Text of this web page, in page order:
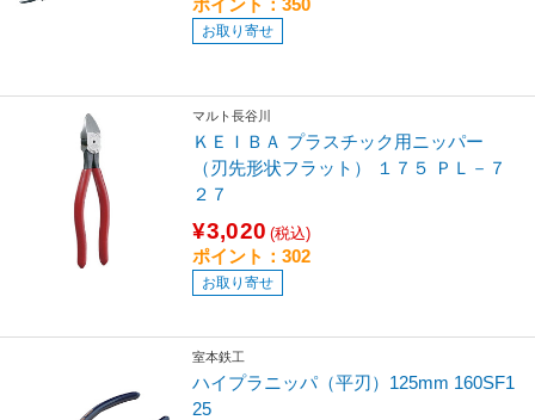
ポイント：350
お取り寄せ
マルト長谷川
ＫＥＩＢＡ プラスチック用ニッパー
（刃先形状フラット） １７５ ＰＬ－７
２７
¥3,020 (税込)
ポイント：302
お取り寄せ
室本鉄工
ハイプラニッパ（平刃）125mm 160SF1
25